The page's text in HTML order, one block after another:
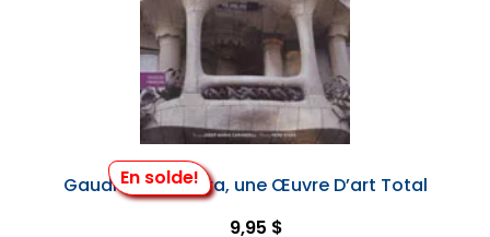
En solde!
Gaudi - la Pedrera, une Œuvre D’art Total
9,95 $